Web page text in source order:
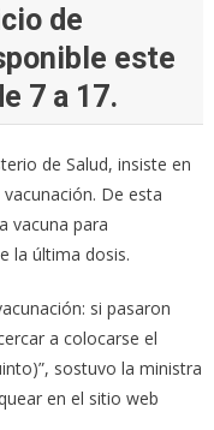
de
este
7 a 17.
de Salud, insiste en
De esta
vacuna para
la última dosis.
si pasaron
a colocarse el
sostuvo la ministra
en el sitio web